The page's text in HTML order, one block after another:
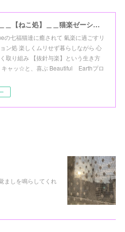
抜針与楽＿＿【ねこ処】＿＿猫楽ゼーションHome☆
の七福猫達に癒されて 氣楽に過ごすリ
ン処 楽しくムリせず暮らしながら 心
取り組み 【抜針与楽】という生き方
ャッ☆と、喜ぶ Beautiful Earthプロ
ましを鳴らしてくれ